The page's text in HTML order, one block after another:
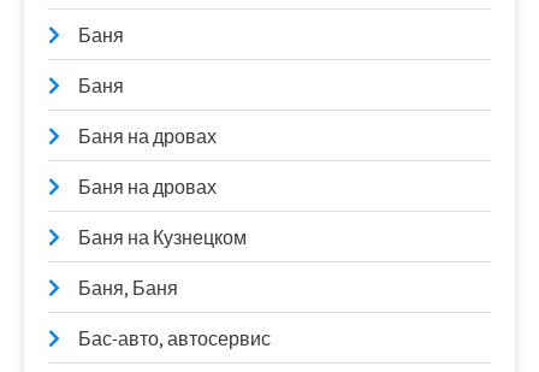
Баня
Баня
Баня на дровах
Баня на дровах
Баня на Кузнецком
Баня, Баня
Бас-авто, автосервис